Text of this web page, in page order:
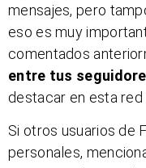
mensajes, pero
eso es muy
comentados
entre tus
destacar en esta red
Si otros usuarios de
personales,